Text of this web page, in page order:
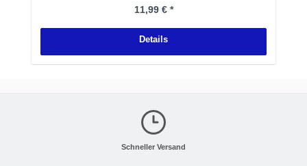
Regulärer Preis:
11,99 € *
Details
Schneller Versand